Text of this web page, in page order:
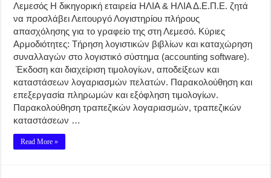
Λεμεσός Η δικηγορική εταιρεία ΗΛΙΑ & ΗΛΙΑ Δ.Ε.Π.Ε. ζητά
να προσλάβει Λειτουργό Λογιστηρίου πλήρους
απασχόλησης για το γραφείο της στη Λεμεσό. Κύριες
Αρμοδιότητες: Τήρηση λογιστικών βιβλίων και καταχώρηση
συναλλαγών στο λογιστικό σύστημα (accounting software).
Έκδοση και διαχείριση τιμολογίων, αποδείξεων και
καταστάσεων λογαριασμών πελατών. Παρακολούθηση και
επεξεργασία πληρωμών και εξόφληση τιμολογίων.
Παρακολούθηση τραπεζικών λογαριασμών, τραπεζικών
καταστάσεων …
Read More »